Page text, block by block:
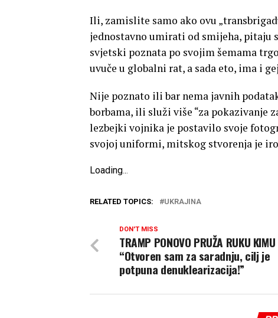
Ili, zamislite samo ako ovu
jednostavno umirati od smijeha, pitaju
svjetski poznata po svojim šemama
uvuče u globalni rat, a sada eto, ima i
Nije poznato ili bar nema javnih
borbama, ili služi više “za pokazivanje
lezbejki vojnika je postavilo svoje
svojoj uniformi, mitskog stvorenja je
Loading...
RELATED TOPICS: UKRAJINA
DON'T MISS
TRAMP PONOVO PRUŽA RUKU KIMU
“Otvoren sam za saradnju, cilj je
potpuna denuklearizacija!”